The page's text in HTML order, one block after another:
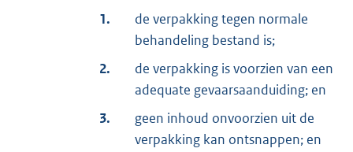
1.
de verpakking tegen normale
behandeling bestand is;
2.
de verpakking is voorzien van een
adequate gevaarsaanduiding; en
3.
geen inhoud onvoorzien uit de
verpakking kan ontsnappen; en